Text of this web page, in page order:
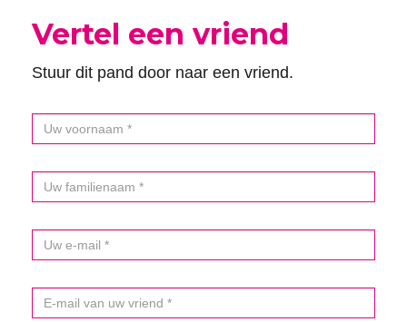
Vertel een vriend
Stuur dit pand door naar een vriend.